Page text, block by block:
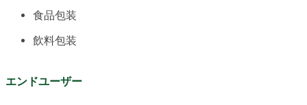
食品包装
飲料包装
エンドユーザー